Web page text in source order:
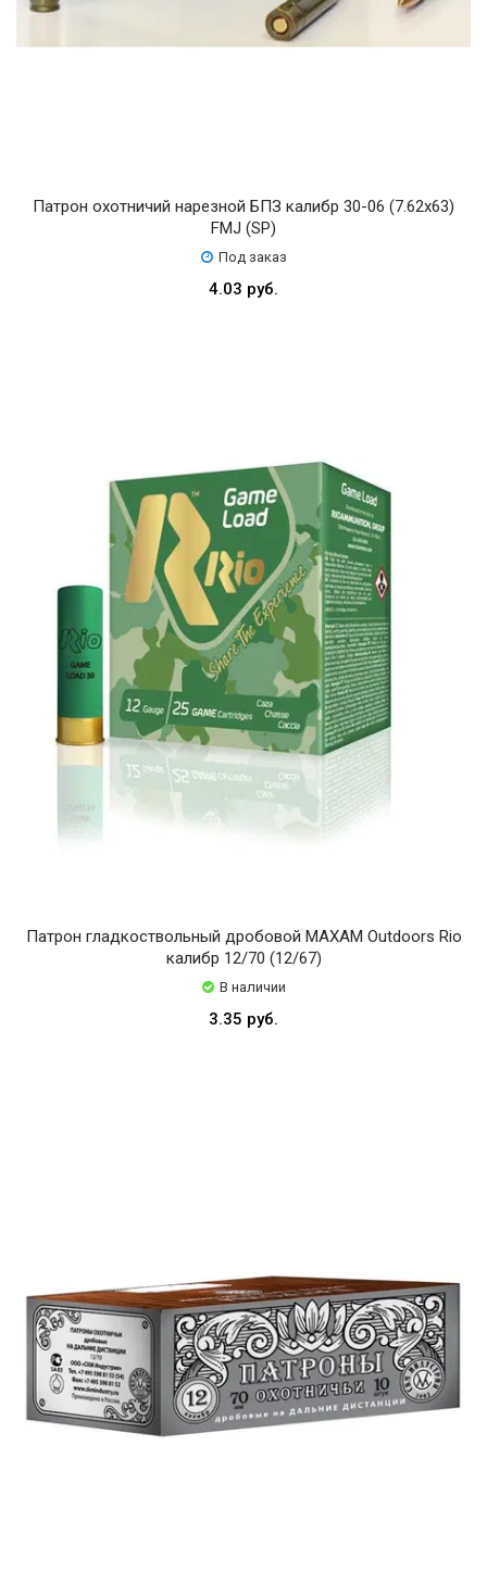
Патрон охотничий нарезной БПЗ калибр 30-06 (7.62х63)
FMJ (SP)
Под заказ
4.03 руб.
Патрон гладкоствольный дробовой MAXAM Outdoors Rio
калибр 12/70 (12/67)
В наличии
3.35 руб.